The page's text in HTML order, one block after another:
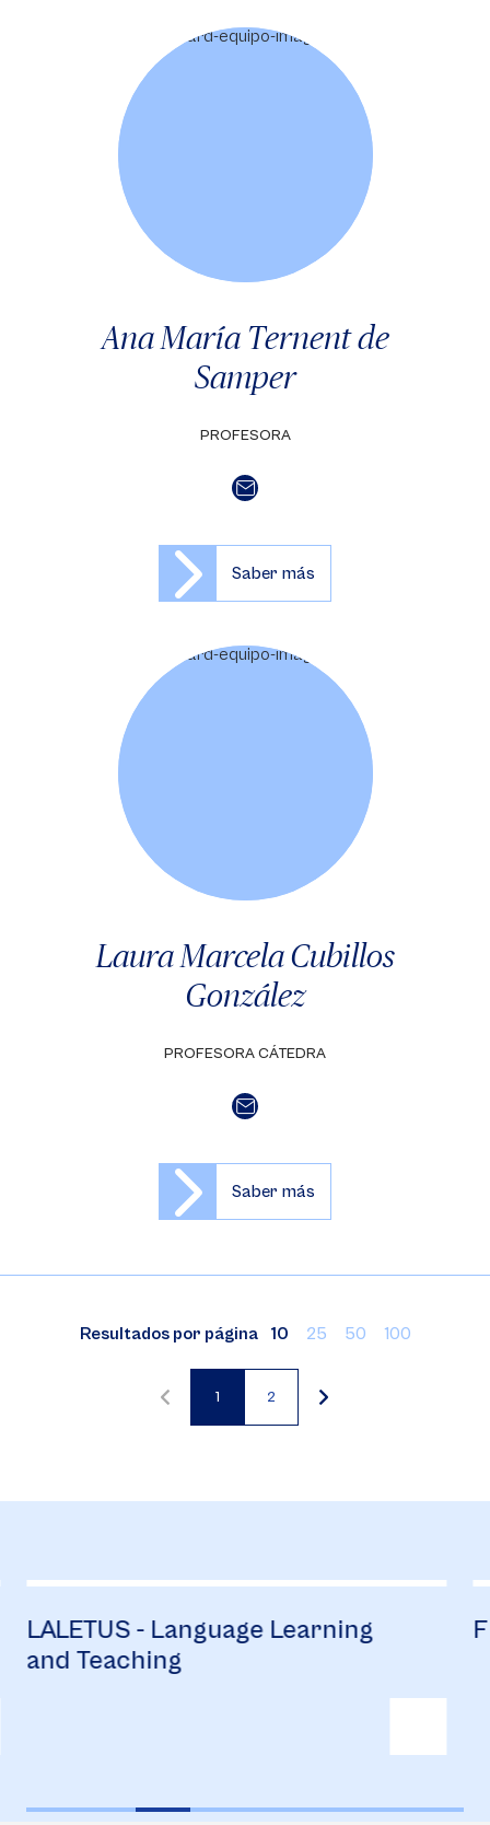
Ana María Ternent de
Samper
PROFESORA
Saber más
Laura Marcela Cubillos
González
PROFESORA CÁTEDRA
Saber más
Resultados por página 10 25 50 100
Página
1
Página
2
LALETUS - Language Learning
and Teaching